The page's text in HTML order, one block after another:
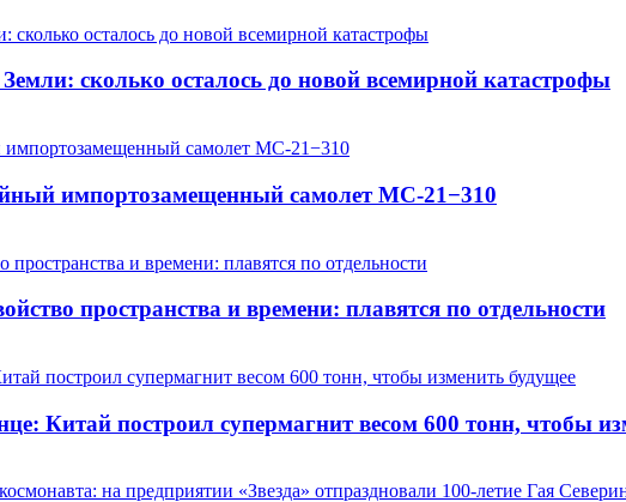
сколько осталось до новой всемирной катастрофы
импортозамещенный самолет МС-21−310
пространства и времени: плавятся по отдельности
Китай построил супермагнит весом 600 тонн, чтобы